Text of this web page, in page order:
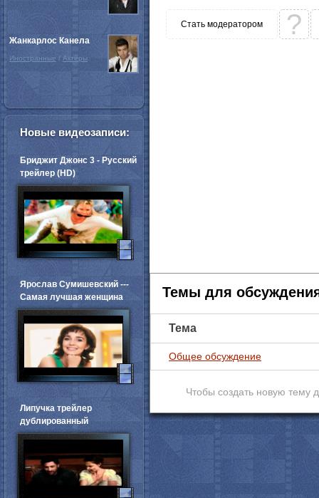
Стать модератором ?
Темы для
Тема
Общее обсуждение
Чтобы создать новую тему
Жанкарлос Канела
Иностранные / Актёры
Новые видеозаписи:
Бриджит Джонс 3 - Русский
трейлер (HD)
Ярослав Сумишевский ---
Самая лучшая женщина
Липучка трейлер
дублированный